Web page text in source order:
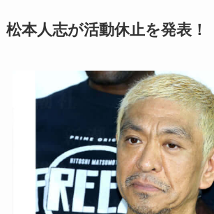
松本人志が活動休止を発表！